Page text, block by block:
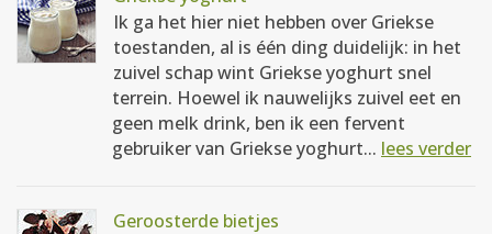
Ik ga het hier niet hebben over Griekse
toestanden, al is één ding duidelijk: in het
zuivel schap wint Griekse yoghurt snel
terrein. Hoewel ik nauwelijks zuivel eet en
geen melk drink, ben ik een fervent
gebruiker van Griekse yoghurt... lees verder
Geroosterde bietjes